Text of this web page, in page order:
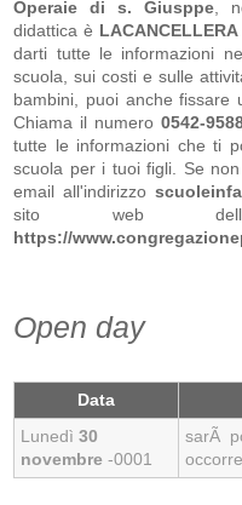
Operaie di s. Giusppe ,
didattica è LACANCELLERA
darti tutte le informazioni
scuola, sui costi e sulle
bambini, puoi anche fissare
Chiama il numero 0542-
tutte le informazioni che ti
scuola per i tuoi figli. Se
email all'indirizzo
sito web della
https://
Open day
Data
Lunedì30
novembre -0001
sarÃ